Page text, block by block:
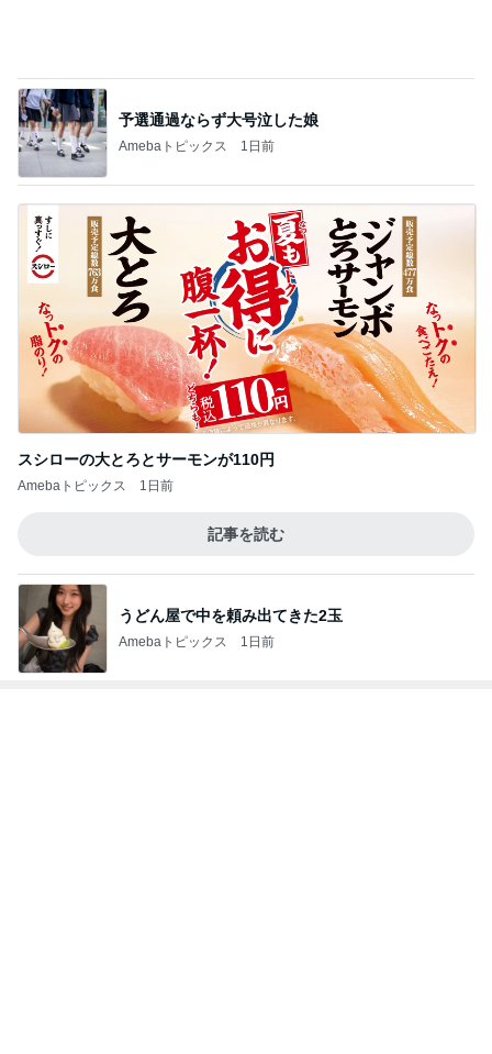
スシローの大とろとサーモンが110円
Amebaトピックス 1日前
記事を読む
Amebaトピックス 1日前